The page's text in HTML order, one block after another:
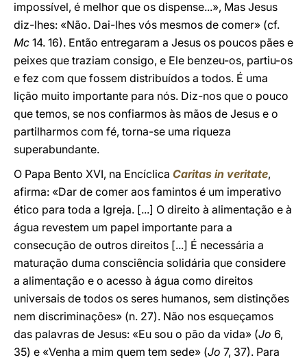
impossível, é melhor que os dispense...», Mas Jesus
diz-lhes: «Não. Dai-lhes vós mesmos de comer» (cf.
Mc 14. 16). Então entregaram a Jesus os poucos pães e
peixes que traziam consigo, e Ele benzeu-os, partiu-os
e fez com que fossem distribuídos a todos. É uma
lição muito importante para nós. Diz-nos que o pouco
que temos, se nos confiarmos às mãos de Jesus e o
partilharmos com fé, torna-se uma riqueza
superabundante.
O Papa Bento XVI, na Encíclica Caritas in veritate,
afirma: «Dar de comer aos famintos é um imperativo
ético para toda a Igreja. [...] O direito à alimentação e à
água revestem um papel importante para a
consecução de outros direitos [...] É necessária a
maturação duma consciência solidária que considere
a alimentação e o acesso à água como direitos
universais de todos os seres humanos, sem distinções
nem discriminações» (n. 27). Não nos esqueçamos
das palavras de Jesus: «Eu sou o pão da vida» (Jo 6,
35) e «Venha a mim quem tem sede» (Jo 7, 37). Para